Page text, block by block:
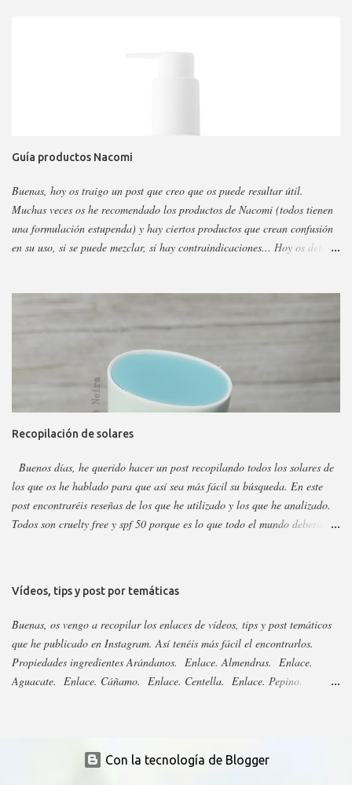
Guía productos Nacomi
Buenas, hoy os traigo un post que creo que os puede resultar útil.
Muchas veces os he recomendado los productos de Nacomi (todos tienen
una formulación estupenda) y hay ciertos productos que crean confusión
en su uso, si se puede mezclar, si hay contraindicaciones... Hoy os detallo
corporales, así es más fácil, además al final añadiré gamas concretas. La
marca tiene otros sérum y cremas, pero estos son los más dificilillos de
tenéis en casi todas las perfumerías, es cruelty free y casi toda vegana.
Hay ciertos productos que no están en todas las webs, pero como se suele
decir Google es nuestro amigo. Empecemos: Productos faciales Dermo
loción limpiadora ceramidas Precio: 4 euros. Cantidad: 150 ml.
Propiedades: Limpiador acuoso para todas las pieles, pero p...
Recopilación de solares
Buenos días, he querido hacer un post recopilando todos los solares de
los que os he hablado para que así sea más fácil su búsqueda. En este
post encontraréis reseñas de los que he utilizado y los que he analizado.
Todos son cruelty free y spf 50 porque es lo que todo el mundo debería
pero las marcas sacan año tras año los mismo, aunque suelen cambiar el
envase. Si no veis alguno es porque ya está analizado, así que revisad el
nombre para saber si cambiaron su envase. Os dejo el listado y los
enlaces a continuación: 3Ina. Enlace. Abib esencia y stick. Enlace.
Acorelle. Enlace. Acorelle, resto. Enlace. Acty Mask. Enlace.
Vídeos, tips y post por temáticas
Buenas, os vengo a recopilar los enlaces de vídeos, tips y post temáticos
que he publicado en Instagram. Así tenéis más fácil el encontrarlos.
Propiedades ingredientes Arándanos. Enlace. Almendras. Enlace.
Aguacate. Enlace. Cáñamo. Enlace. Centella. Enlace. Pepino.
Rosa. Enlace. Oliva. Enlace. Coco. Enlace. Escualeno. Enlace.
Con la tecnología de Blogger